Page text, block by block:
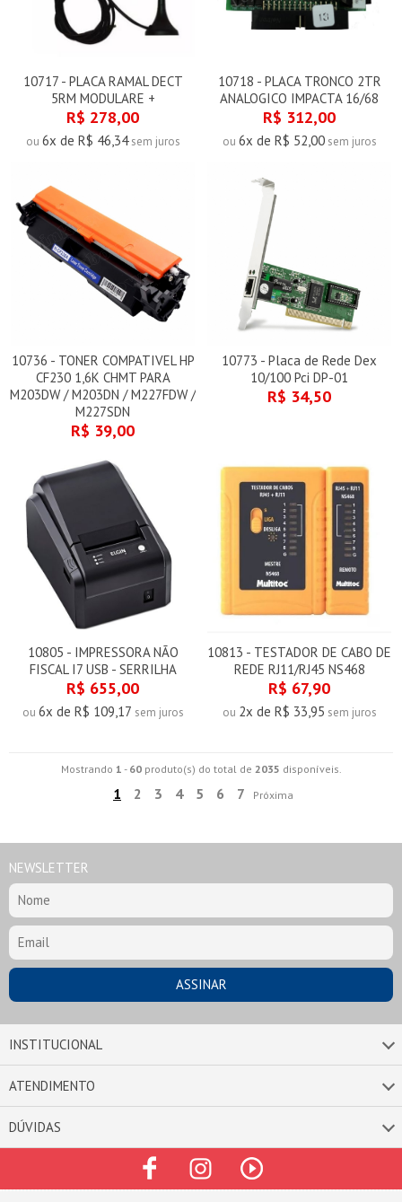
10717 - PLACA RAMAL DECT
5RM MODULARE +
R$ 278,00
ou 6x de R$ 46,34sem juros
10718 - PLACA TRONCO 2TR
ANALOGICO IMPACTA 16/68
R$ 312,00
ou 6x de R$ 52,00sem juros
10736 - TONER COMPATIVEL HP
CF230 1,6K CHMT PARA
M203DW / M203DN / M227FDW /
M227SDN
R$ 39,00
10773 - Placa de Rede Dex
10/100 Pci DP-01
R$ 34,50
10805 - IMPRESSORA NÃO
FISCAL I7 USB - SERRILHA
R$ 655,00
ou 6x de R$ 109,17 sem juros
10813 - TESTADOR DE CABO DE
REDE RJ11/RJ45 NS468
R$ 67,90
ou 2x de R$ 33,95 sem juros
Mostrando 1 - 60produto(s) do total de 2035 disponíveis.
1 2 3 4 5 6 7 Próxima
NEWSLETTER
INSTITUCIONAL
ATENDIMENTO
DÚVIDAS